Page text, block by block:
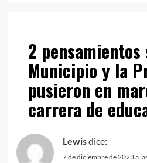
2 pensamientos
Municipio y la
pusieron en
carrera de
Lewisdice:
7 de diciembre de 2023 a